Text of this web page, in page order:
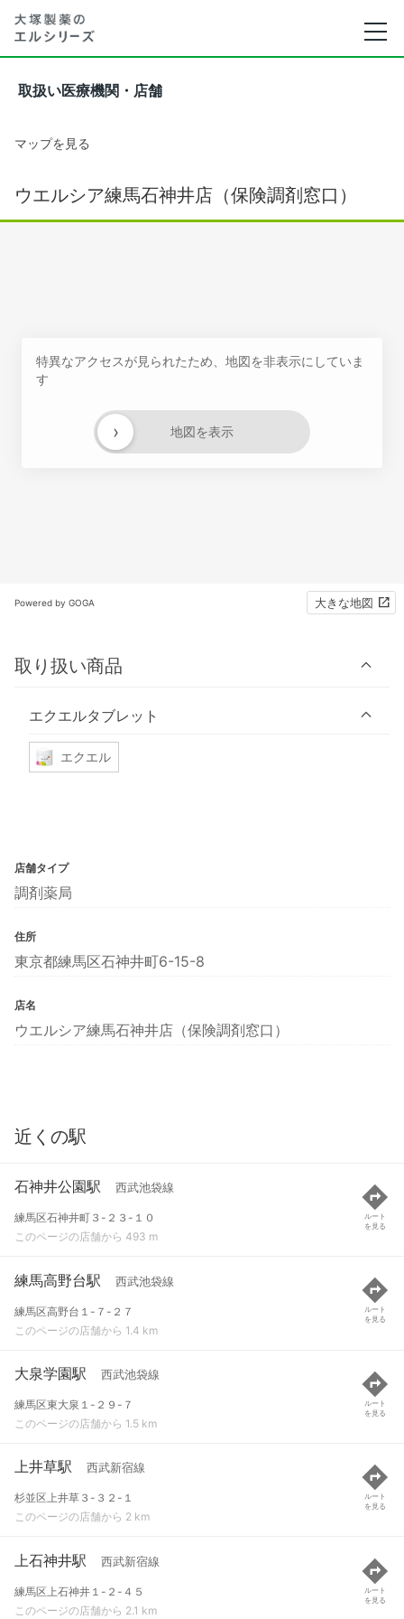
取扱い医療機関・店舗
マップを見る
ウエルシア練馬石神井店（保険調剤窓口）
特異なアクセスが見られたため、地図を非表示にしていま
す
地図を表示
›
Powered by GOGA 大きな地図
取り扱い商品
エクエルタブレット
エクエル
店舗タイプ
調剤薬局
住所
東京都練馬区石神井町6-15-8
店名
ウエルシア練馬石神井店（保険調剤窓口）
近くの駅
石神井公園駅 西武池袋線
練馬区石神井町３-２３-１０
このページの店舗から 493 m
ルート
を見る
練馬高野台駅 西武池袋線
練馬区高野台１-７-２７
このページの店舗から 1.4 km
ルート
を見る
大泉学園駅 西武池袋線
練馬区東大泉１-２９-７
このページの店舗から 1.5 km
ルート
を見る
上井草駅 西武新宿線
杉並区上井草３-３２-１
このページの店舗から 2 km
ルート
を見る
上石神井駅 西武新宿線
練馬区上石神井１-２-４５
このページの店舗から 2.1 km
ルート
を見る